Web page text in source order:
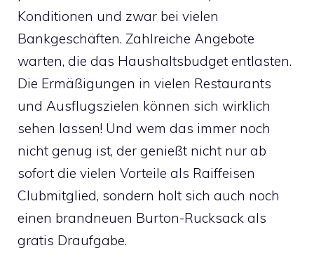
Konditionen und zwar bei vielen
Bankgeschäften. Zahlreiche Angebote
warten, die das Haushaltsbudget entlasten.
Die Ermäßigungen in vielen Restaurants
und Ausflugszielen können sich wirklich
sehen lassen! Und wem das immer noch
nicht genug ist, der genießt nicht nur ab
sofort die vielen Vorteile als Raiffeisen
Clubmitglied, sondern holt sich auch noch
einen brandneuen Burton-Rucksack als
gratis Draufgabe.